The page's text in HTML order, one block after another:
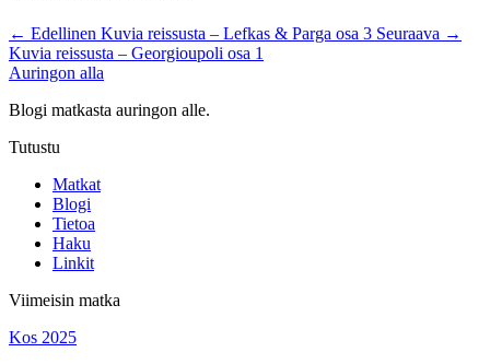
← Edellinen Kuvia reissusta – Lefkas & Parga osa 3 Seuraava →
Kuvia reissusta – Georgioupoli osa 1
Auringon alla
Blogi matkasta auringon alle.
Tutustu
Matkat
Blogi
Tietoa
Haku
Linkit
Viimeisin matka
Kos 2025